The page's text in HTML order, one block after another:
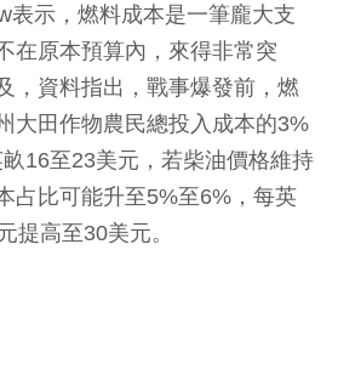
表示，燃料成本是一筆龐大支
在原本預算內，來得非常突
，資料指出，戰事爆發前，燃
大田作物農民總投入成本的3%
16至23美元，若柴油價格維持
占比可能升至5%至6%，每英
提高至30美元。